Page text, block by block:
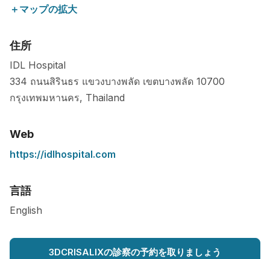
＋マップの拡大
住所
IDL Hospital
334 ถนนสิรินธร แขวงบางพลัด เขตบางพลัด 10700
กรุงเทพมหานคร, Thailand
Web
https://idlhospital.com
言語
English
3DCRISALIXの診察の予約を取りましょう